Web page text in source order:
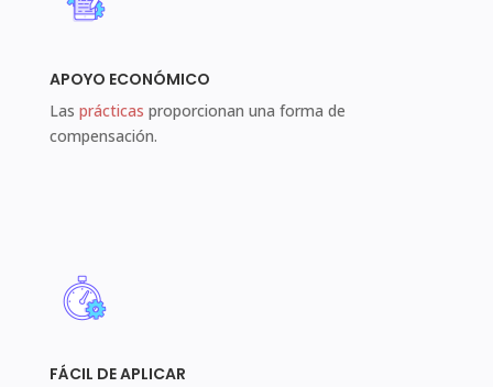
APOYO ECONÓMICO
Las prácticas proporcionan una forma de
compensación.
FÁCIL DE APLICAR